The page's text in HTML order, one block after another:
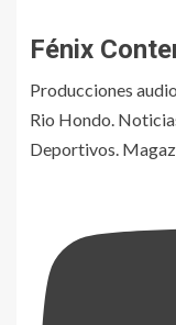
Fénix
Producciones
Rio Hondo.
Deportivos.